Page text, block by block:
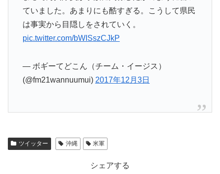
ていました。あまりにも酷すぎる。こうして県民
は事実から目隠しをされていく。
pic.twitter.com/bWISszCJkP
— ボギーてどこん（チーム・イージス）
(@fm21wannuumui) 2017年12月3日
ツイッター 沖縄 米軍
シェアする